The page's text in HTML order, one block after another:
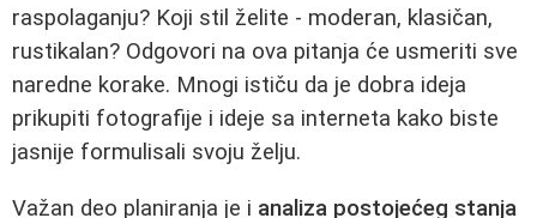
raspolaganju? Koji stil želite - moderan, klasičan,
rustikalan? Odgovori na ova pitanja će usmeriti sve
naredne korake. Mnogi ističu da je dobra ideja
prikupiti fotografije i ideje sa interneta kako biste
jasnije formulisali svoju želju.
Važan deo planiranja je i analiza postojećeg stanja